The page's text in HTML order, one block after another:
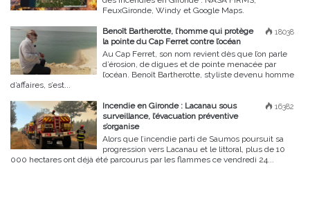
FeuxGironde, Windy et Google Maps.
18038
Benoît Bartherotte, l’homme qui protège
la pointe du Cap Ferret contre l’océan
Au Cap Ferret, son nom revient dès que l’on parle
d’érosion, de digues et de pointe menacée par
l’océan. Benoît Bartherotte, styliste devenu homme
d’affaires, s’est...
16382
Incendie en Gironde : Lacanau sous
surveillance, l’évacuation préventive
s’organise
Alors que l’incendie parti de Saumos poursuit sa
progression vers Lacanau et le littoral, plus de 10
000 hectares ont déjà été parcourus par les flammes ce vendredi 24...